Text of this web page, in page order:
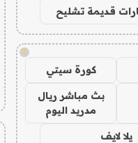
قديمة تشليح
!
كورة سيتي
بث مباشر ريال
مدريد اليوم
يلا لايف